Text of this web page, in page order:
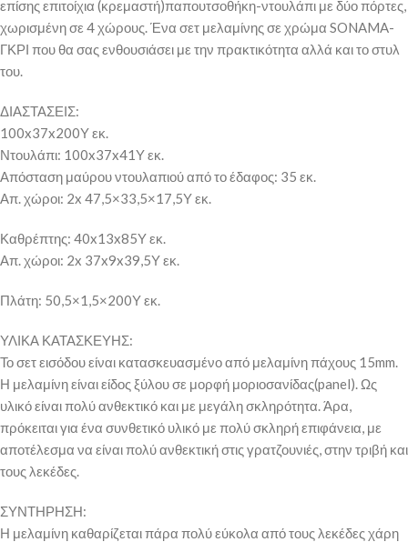
επίσης επιτοίχια (κρεμαστή)παπουτσοθήκη-ντουλάπι με δύο πόρτες,
χωρισμένη σε 4 χώρους. Ένα σετ μελαμίνης σε χρώμα SONAMA-
ΓΚΡΙ που θα σας ενθουσιάσει με την πρακτικότητα αλλά και το στυλ
του.
ΔΙΑΣΤΑΣΕΙΣ:
100x37x200Υ εκ.
Ντουλάπι: 100x37x41Υ εκ.
Απόσταση μαύρου ντουλαπιού από το έδαφος: 35 εκ.
Απ. χώροι: 2x 47,5×33,5×17,5Υ εκ.
Καθρέπτης: 40x13x85Υ εκ.
Απ. χώροι: 2x 37x9x39,5Υ εκ.
Πλάτη: 50,5×1,5×200Υ εκ.
ΥΛΙΚΑ ΚΑΤΑΣΚΕΥΗΣ:
Το σετ εισόδου είναι κατασκευασμένο από μελαμίνη πάχους 15mm.
Η μελαμίνη είναι είδος ξύλου σε μορφή μοριοσανίδας(panel). Ως
υλικό είναι πολύ ανθεκτικό και με μεγάλη σκληρότητα. Άρα,
πρόκειται για ένα συνθετικό υλικό με πολύ σκληρή επιφάνεια, με
αποτέλεσμα να είναι πολύ ανθεκτική στις γρατζουνιές, στην τριβή και
τους λεκέδες.
ΣΥΝΤΗΡΗΣΗ:
Η μελαμίνη καθαρίζεται πάρα πολύ εύκολα από τους λεκέδες χάρη